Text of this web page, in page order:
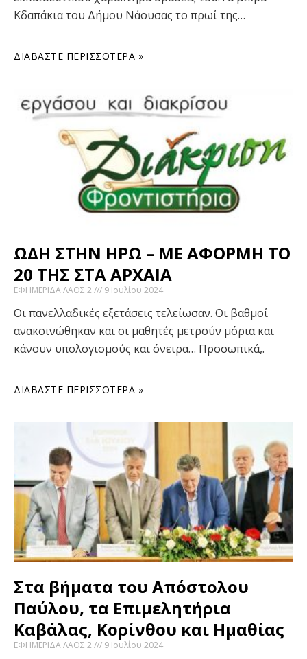
Κδαπάκια του Δήμου Νάουσας το πρωί της…
ΔΙΑΒΆΣΤΕ ΠΕΡΙΣΣΌΤΕΡΑ »
ΩΔΗ ΣΤΗΝ ΗΡΩ – ΜΕ ΑΦΟΡΜΗ ΤΟ
20 ΤΗΣ ΣΤΑ ΑΡΧΑΙΑ
ΕΦΗΜΕΡΙΔΑ ΛΑΟΣ 2 9 Ιουλίου 2024
Οι πανελλαδικές εξετάσεις τελείωσαν. Οι βαθμοί
ανακοινώθηκαν και οι μαθητές μετρούν μόρια και
κάνουν υπολογισμούς και όνειρα… Προσωπικά,.
ΔΙΑΒΆΣΤΕ ΠΕΡΙΣΣΌΤΕΡΑ »
Στα βήματα του Απόστολου
Παύλου, τα Επιμελητήρια
Καβάλας, Κορίνθου και Ημαθίας
ΕΦΗΜΕΡΙΔΑ ΛΑΟΣ 2 9 Ιουλίου 2024